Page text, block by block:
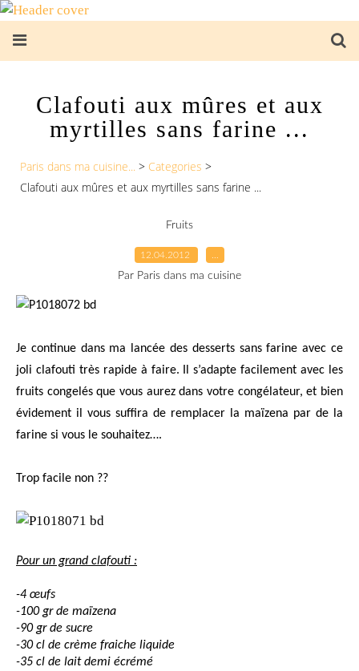
Clafouti aux mûres et aux
myrtilles sans farine ...
Paris dans ma cuisine... > Categories >
Clafouti aux mûres et aux myrtilles sans farine ...
Fruits
12.04.2012
Par Paris dans ma cuisine
Je continue dans ma lancée des desserts sans farine avec ce
joli clafouti très rapide à faire. Il s’adapte facilement avec les
fruits congelés que vous aurez dans votre congélateur, et bien
évidement il vous suffira de remplacer la maïzena par de la
farine si vous le souhaitez….
Trop facile non ??
Pour un grand clafouti :
-4 œufs
-100 gr de maïzena
-90 gr de sucre
-30 cl de crème fraiche liquide
-35 cl de lait demi écrémé